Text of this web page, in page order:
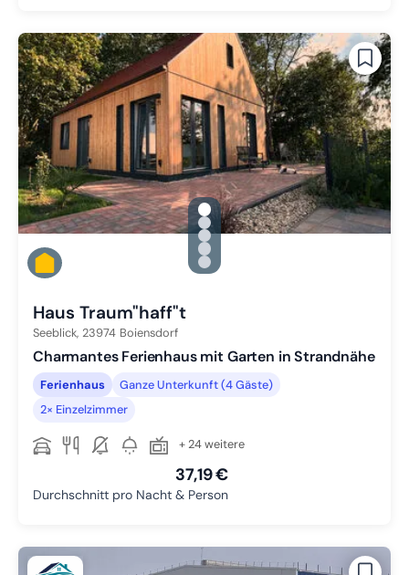
gallery.slide_selector
Zu Slide 1 wechseln
Zu Slide 2 wechseln
Zu Slide 3 wechseln
Zu Slide 4 wechseln
Zu Slide 5 wechseln
Haus Traum"haff"t
Seeblick, 23974 Boiensdorf
Charmantes Ferienhaus mit Garten in Strandnähe
Ferienhaus
Ganze Unterkunft (4 Gäste)
2× Einzelzimmer
+ 24 weitere
37,19 €
Durchschnitt pro Nacht & Person